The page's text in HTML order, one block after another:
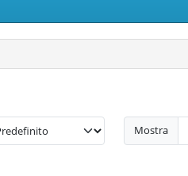
Mostra